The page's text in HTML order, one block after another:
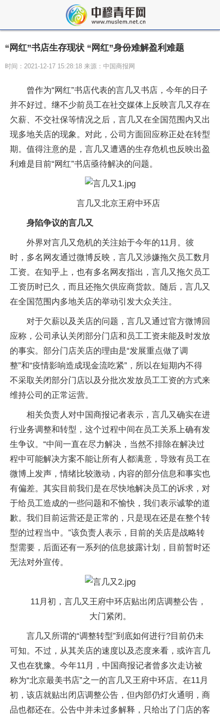
“网红”书店生存现状 “网红”身份难解盈利难题
时间：2021-12-17 15:28:18 来源：中国商报网
曾作为“网红”书店代表的言几又书店，今年的日子
并不好过。继不少前员工在社交媒体上反映言几又存在
欠薪、不交社保等情况之后，言几又在全国范围内又出
现多地关店的现象。对此，公司方面回应称正处在转型
期。值得注意的是，言几又遭遇的生存危机也反映出盈
利难是目前“网红”书店亟待解决的问题。
言几又北京王府中环店
身陷争议的言几又
外界对言几又危机的关注始于今年的11月。彼
时，多名网友通过微博反映，言几又涉嫌拖欠员工数月
工资。在知乎上，也有多名网友指出，言几又拖欠员工
工资历时已久，而且还拖欠供应商货款。随后，言几又
在全国范围内多地关店的举动引发大众关注。
对于欠薪以及关店的问题，言几又通过官方微博回
应称，公司承认关闭部分门店和员工工资未能及时发放
的事实。部分门店关店的理由是“发展重点做了调
整”和“疫情影响造成现金流吃紧”，所以在短期内不得
不采取关闭部分门店以及分批次发放员工工资的方式来
维持公司的正常运营。
相关负责人对中国商报记者表示，言几又确实在进
行业务调整和转型，这个过程中间在员工关系上确有发
生争议。“中间一直在尽力解决，当然不排除在解决过
程中可能解决方案不能让所有人都满意，导致有员工在
微博上发声，情绪比较激动，内容的部分信息和事实也
有偏差。其实目前我们是在尽快地解决员工的诉求，对
于给员工造成的一些问题和不愉快，我们表示诚挚的道
歉。我们目前运营还是正常的，只是现在还是在整个转
型的过程当中。”该负责人表示，目前的关店是战略转
型需要，后面还有一系列的信息披露计划，目前暂时还
无法对外宣传。
11月初，言几又王府中环店贴出闭店调整公告，
大门紧闭。
言几又所谓的“调整转型”到底如何进行?目前仍未
可知。不过，从其关店的速度以及态度来看，或许言几
又也在犹豫。今年11月，中国商报记者曾多次走访被
称为“北京最美书店”之一的言几又王府中环店。在11月
初，该店就贴出闭店调整公告，但内部仍灯火通明，商
品也都还在。公告中并未过多解释，只给出了门店的客